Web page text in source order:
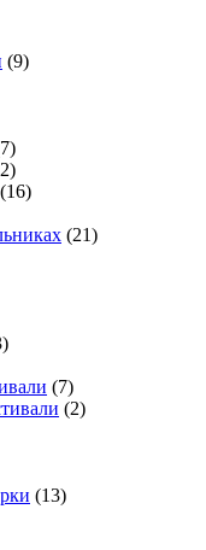
(9)
(16)
(21)
(7)
(2)
(13)